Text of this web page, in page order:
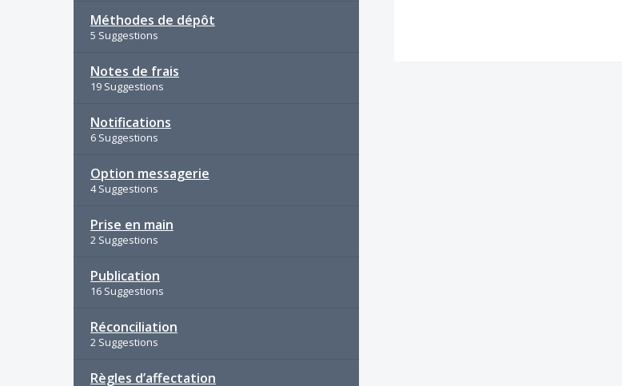
Méthodes de dépôt
5 Suggestions
Notes de frais
19 Suggestions
Notifications
6 Suggestions
Option messagerie
4 Suggestions
Prise en main
2 Suggestions
Publication
16 Suggestions
Réconciliation
2 Suggestions
Règles d’affectation